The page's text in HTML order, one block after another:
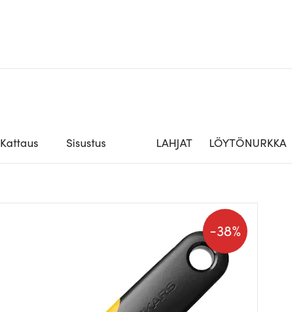
Kattaus Sisustus LAHJAT LÖYTÖNURKKA
-38%